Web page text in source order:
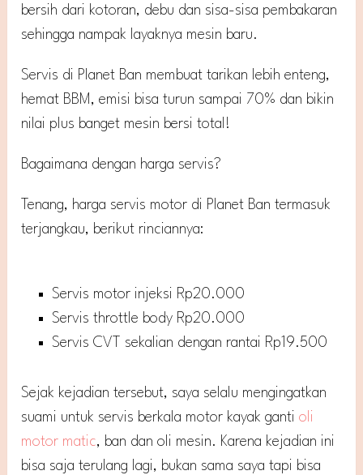
bersih dari kotoran, debu dan sisa-sisa pembakaran
sehingga nampak layaknya mesin baru.
Servis di Planet Ban membuat tarikan lebih enteng,
hemat BBM, emisi bisa turun sampai 70% dan bikin
nilai plus banget mesin bersi total!
Bagaimana dengan harga servis?
Tenang, harga servis motor di Planet Ban termasuk
terjangkau, berikut rinciannya:
Servis motor injeksi Rp20.000
Servis throttle body Rp20.000
Servis CVT sekalian dengan rantai Rp19.500
Sejak kejadian tersebut, saya selalu mengingatkan
suami untuk servis berkala motor kayak gantioli
motor matic, ban dan oli mesin. Karena kejadian ini
bisa saja terulang lagi, bukan sama saya tapi bisa